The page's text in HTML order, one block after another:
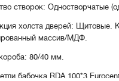
створок: Одностворчатые
холста дверей: Щитовые.
массив/МДФ.
80/40 мм.
бабочка RDA 100*3